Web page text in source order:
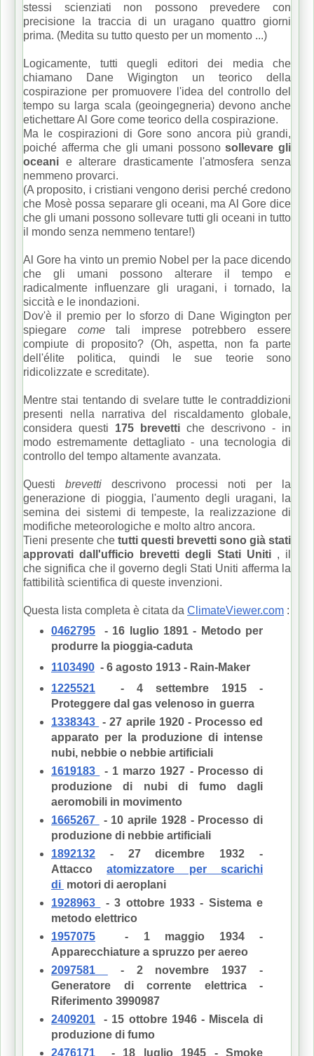
stessi scienziati non possono prevedere con
precisione la traccia di un uragano quattro giorni
prima. (Medita su tutto questo per un momento ...)
Logicamente, tutti quegli editori dei media che
chiamano Dane Wigington un teorico della
cospirazione per promuovere l'idea del controllo del
tempo su larga scala (geoingegneria) devono anche
etichettare Al Gore come teorico della cospirazione.
Ma le cospirazioni di Gore sono ancora più grandi,
poiché afferma che gli umani possonosollevare gli
oceani e alterare drasticamente l'atmosfera senza
nemmeno provarci.
(A proposito, i cristiani vengono derisi perché credono
che Mosè possa separare gli oceani, ma Al Gore dice
che gli umani possono sollevare tutti gli oceani in tutto
il mondo senza nemmeno tentare!)
Al Gore ha vinto un premio Nobel per la pace dicendo
che gli umani possono alterare il tempo e
radicalmente influenzare gli uragani, i tornado, la
siccità e le inondazioni.
Dov'è il premio per lo sforzo di Dane Wigington per
spiegare cometali imprese potrebbero essere
compiute di proposito? (Oh, aspetta, non fa parte
dell'élite politica, quindi le sue teorie sono
ridicolizzate e screditate).
Mentre stai tentando di svelare tutte le contraddizioni
presenti nella narrativa del riscaldamento globale,
considera questi 175 brevetti che descrivono - in
modo estremamente dettagliato - una tecnologia di
controllo del tempo altamente avanzata.
Questi brevetti descrivono processi noti per la
generazione di pioggia, l'aumento degli uragani, la
semina dei sistemi di tempeste, la realizzazione di
modifiche meteorologiche e molto altro ancora.
Tieni presente che tutti questi brevetti sono già stati
approvati dall'ufficio brevetti degli Stati Uniti, il
che significa che il governo degli Stati Uniti afferma la
fattibilità scientifica di queste invenzioni.
Questa lista completa è citata da ClimateViewer.com :
0462795 - 16 luglio 1891 - Metodo per
produrre la pioggia-caduta
1103490 - 6 agosto 1913 - Rain-Maker
1225521 - 4 settembre 1915 -
Proteggere dal gas velenoso in guerra
1338343 - 27 aprile 1920 - Processo ed
apparato per la produzione di intense
nubi, nebbie o nebbie artificiali
1619183
- 1 marzo 1927 - Processo di
produzione di nubi di fumo dagli
aeromobili in movimento
1665267
- 10 aprile 1928 - Processo di
produzione di nebbie artificiali
1892132 - 27 dicembre 1932 -
Attaccoatomizzatore per scarichi
di motori di aeroplani
1928963
- 3 ottobre 1933 - Sistema e
metodo elettrico
1957075 - 1 maggio 1934 -
Apparecchiature a spruzzo per aereo
2097581
- 2 novembre 1937 -
Generatore di corrente elettrica -
Riferimento 3990987
2409201 - 15 ottobre 1946 - Miscela di
produzione di fumo
2476171 - 18 luglio 1945 - Smoke